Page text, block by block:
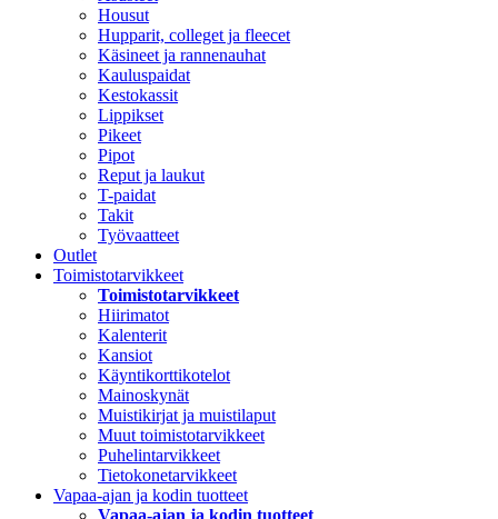
Housut
Hupparit, colleget ja fleecet
Käsineet ja rannenauhat
Kauluspaidat
Kestokassit
Lippikset
Pikeet
Pipot
Reput ja laukut
T-paidat
Takit
Työvaatteet
Outlet
Toimistotarvikkeet
Toimistotarvikkeet
Hiirimatot
Kalenterit
Kansiot
Käyntikorttikotelot
Mainoskynät
Muistikirjat ja muistilaput
Muut toimistotarvikkeet
Puhelintarvikkeet
Tietokonetarvikkeet
Vapaa-ajan ja kodin tuotteet
Vapaa-ajan ja kodin tuotteet